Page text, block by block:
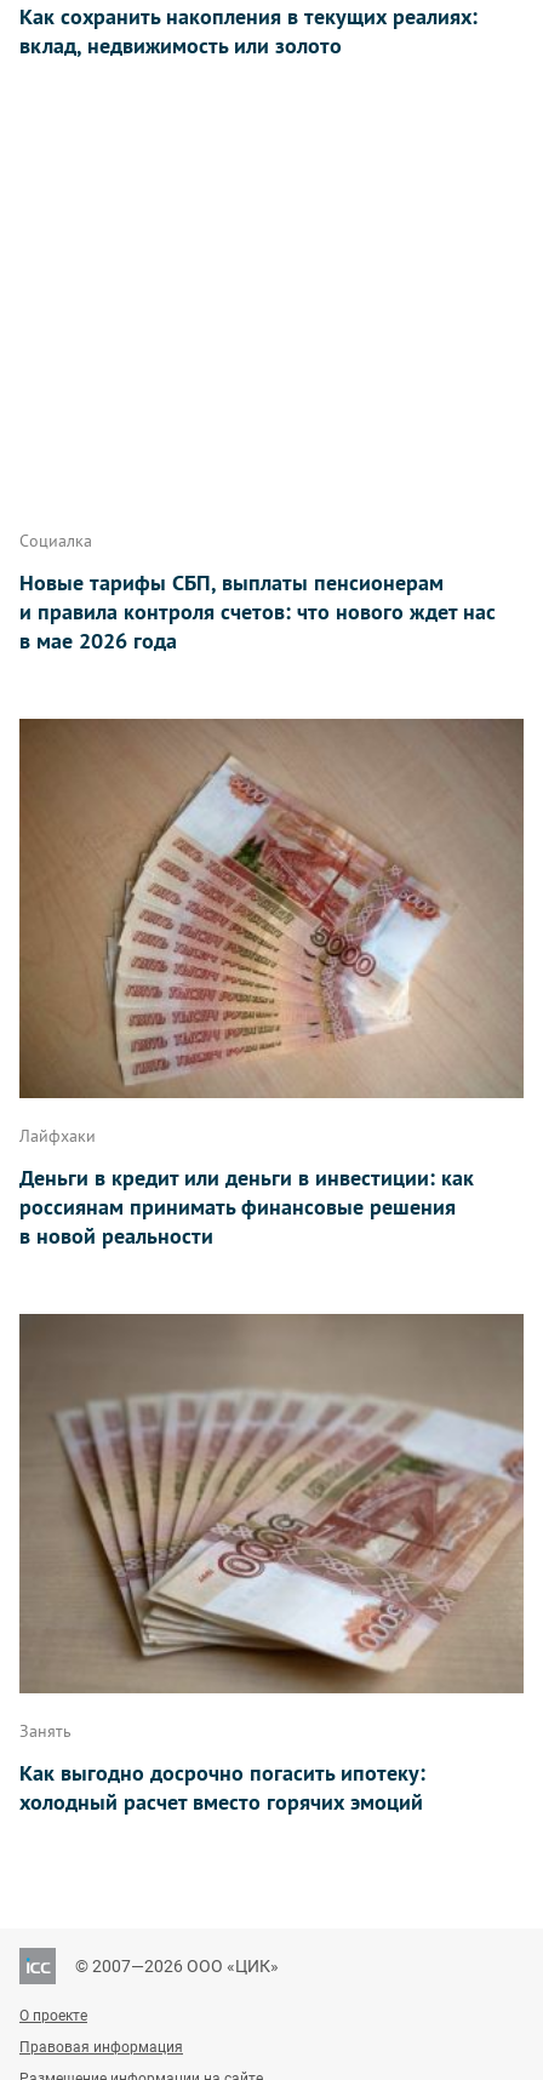
Как сохранить накопления в текущих реалиях:
вклад, недвижимость или золото
Социалка
Новые тарифы СБП, выплаты пенсионерам
и правила контроля счетов: что нового ждет нас
в мае 2026 года
Лайфхаки
Деньги в кредит или деньги в инвестиции: как
россиянам принимать финансовые решения
в новой реальности
Занять
Как выгодно досрочно погасить ипотеку:
холодный расчет вместо горячих эмоций
© 2007—2026 ООО «ЦИК»
О проекте
Правовая информация